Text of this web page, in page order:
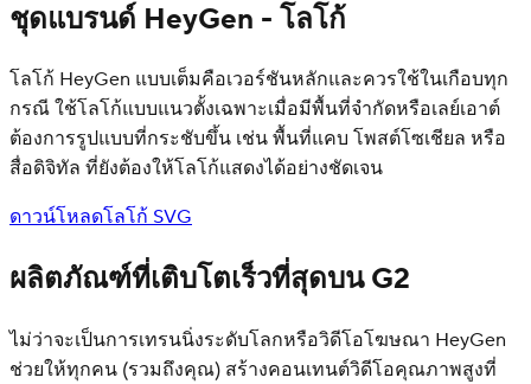
ชุดแบรนด์ HeyGen - โลโก้
โลโก้ HeyGen แบบเต็มคือเวอร์ชันหลักและควรใช้ในเกือบทุก
กรณี ใช้โลโก้แบบแนวตั้งเฉพาะเมื่อมีพื้นที่จำกัดหรือเลย์เอาต์
ต้องการรูปแบบที่กระชับขึ้น เช่น พื้นที่แคบ โพสต์โซเชียล หรือ
สื่อดิจิทัล ที่ยังต้องให้โลโก้แสดงได้อย่างชัดเจน
ดาวน์โหลดโลโก้ SVG
ผลิตภัณฑ์ที่เติบโตเร็วที่สุดบน G2
ไม่ว่าจะเป็นการเทรนนิ่งระดับโลกหรือวิดีโอโฆษณา HeyGen
ช่วยให้ทุกคน (รวมถึงคุณ) สร้างคอนเทนต์วิดีโอคุณภาพสูงที่